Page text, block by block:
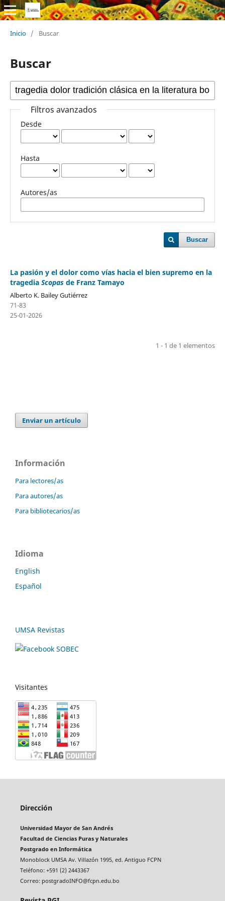
Inicio / Buscar
Buscar
Filtros avanzados
Desde
Hasta
Autores/as
Buscar
La pasión y el dolor como vías hacia el bien supremo en la
tragedia Scopas de Franz Tamayo
Alberto K. Bailey Gutiérrez
71-83
25-01-2026
1 - 1 de 1 elementos
Enviar un artículo
Información
Para lectores/as
Para autores/as
Para bibliotecarios/as
Idioma
English
Español
UMSA Revistas
Visitantes
Dirección
Universidad Mayor de San Andrés
Facultad de Ciencias Puras y Naturales
Postgrado en Informática
Monoblock UMSA Av. Villazón 1995, ed. Antiguo FCPN
Teléfono: +591 (2) 2443367
Correo: postgradoINFO@fcpn.edu.bo